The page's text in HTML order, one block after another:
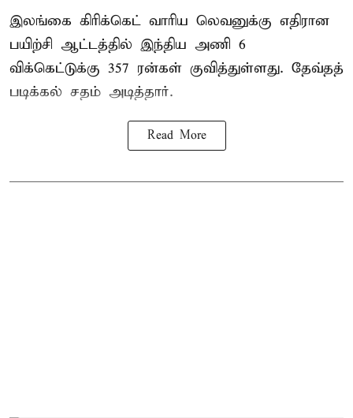
இலங்கை கிரிக்கெட் வாரிய லெவனுக்கு எதிரான
பயிற்சி ஆட்டத்தில் இந்திய அணி 6
விக்கெட்டுக்கு 357 ரன்கள் குவித்துள்ளது. தேவ்தத்
படிக்கல் சதம் அடித்தார்.
Read More